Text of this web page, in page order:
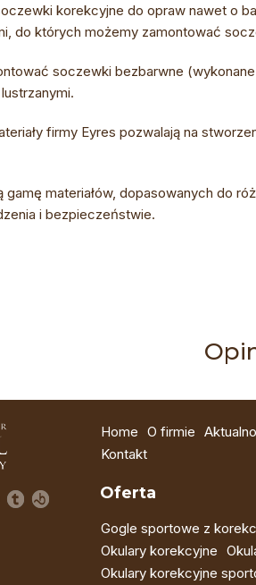
korekcyjne do opraw nawet o
do których możemy zamontować
soczewki bezbarwne
firmy Eyres pozwalają na
gamę materiałów, dopasowanych do
i bezpieczeństwie.
Home O firmie
Kontakt
Oferta
Gogle sportowe z
Okulary korekcyjne
Okulary korekcyjne